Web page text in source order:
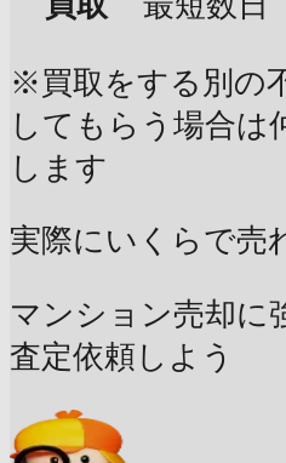
※買取をする別の
してもらう場合は
します
実際にいくらで売
マンション売却に
査定依頼しよう